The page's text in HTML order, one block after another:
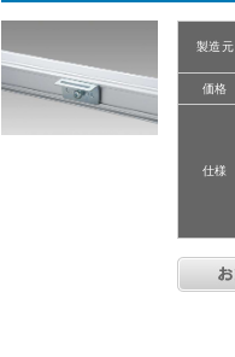
製造元
価格
仕様